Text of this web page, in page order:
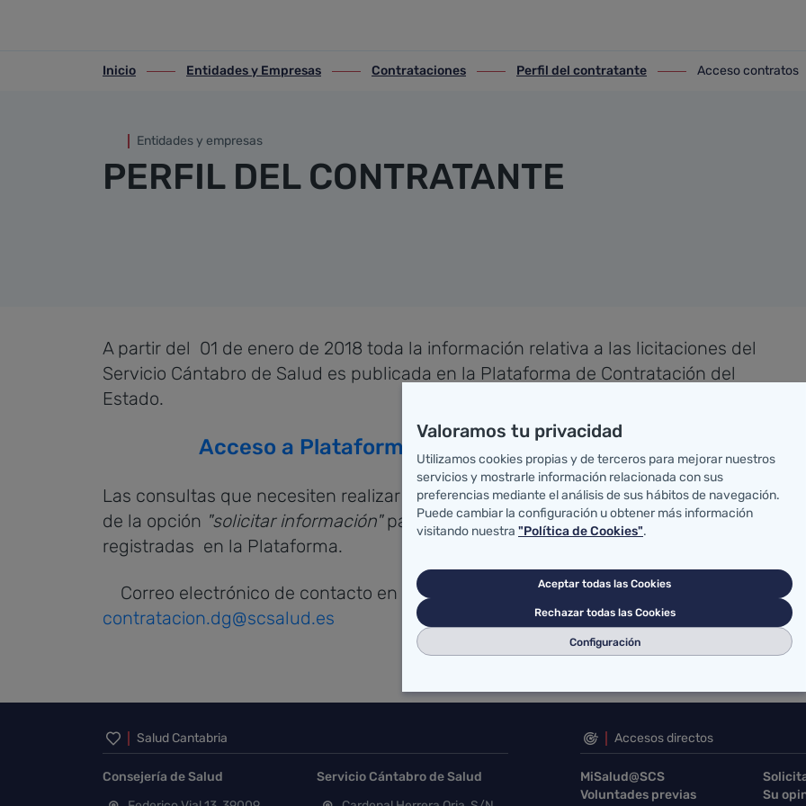
ir-a inicio
Inicio
ir-a Entidades y Empresas
Entidades y Empresas
ir-a Contrataciones
Contrataciones
ir-a Perfil del contratante
Perfil del contratante
ir-a Acceso contratos
Acceso contratos
Entidades y empresas
PERFIL DEL CONTRATANTE
A partir del 01 de enero de 2018 toda la información relativa a las licitaciones del
Servicio Cántabro de Salud es publicada en la Plataforma de Contratación del
Estado.
Acceso a Plataforma de Contratación del Estado
Las consultas que necesiten realizar los licitadores deberán realizarlas a través
de la opción "solicitar información"para aquellas empresas que estén
registradas en la Plataforma.
Correo electrónico de contacto en caso de incidencia:
contratacion.dg@scsalud.es
Inicio del pie de página
Salud Cantabria
Consejería de Salud
Servicio Cántabro de Salud
Accesos directos
MiSalud@SCS
Voluntades previas
Su
Valoramos tu privacidad
Utilizamos cookies propias y de terceros para mejorar nuestros
servicios y mostrarle información relacionada con sus
preferencias mediante el análisis de sus hábitos de navegación.
Puede cambiar la configuración u obtener más información
visitando nuestra "Política de Cookies".
Aceptar todas las Cookies
Rechazar todas las Cookies
Configuración